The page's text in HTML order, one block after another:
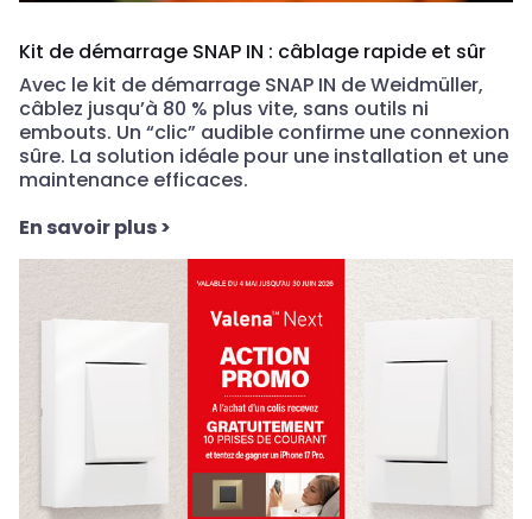
Kit de démarrage SNAP IN : câblage rapide et sûr
Avec le kit de démarrage SNAP IN de Weidmüller,
câblez jusqu’à 80 % plus vite, sans outils ni
embouts. Un “clic” audible confirme une connexion
sûre. La solution idéale pour une installation et une
maintenance efficaces.
En savoir plus>